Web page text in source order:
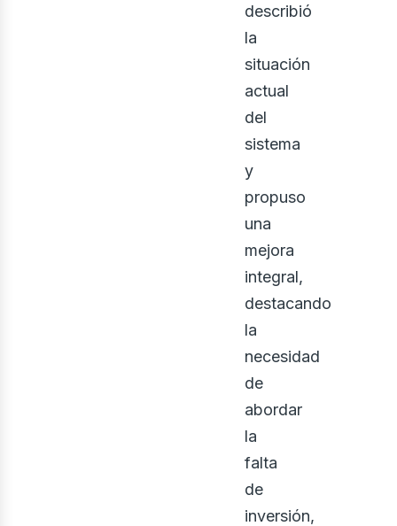
describió
la
situación
actual
del
sistema
y
propuso
una
mejora
integral,
destacando
la
necesidad
de
abordar
la
falta
de
inversión,